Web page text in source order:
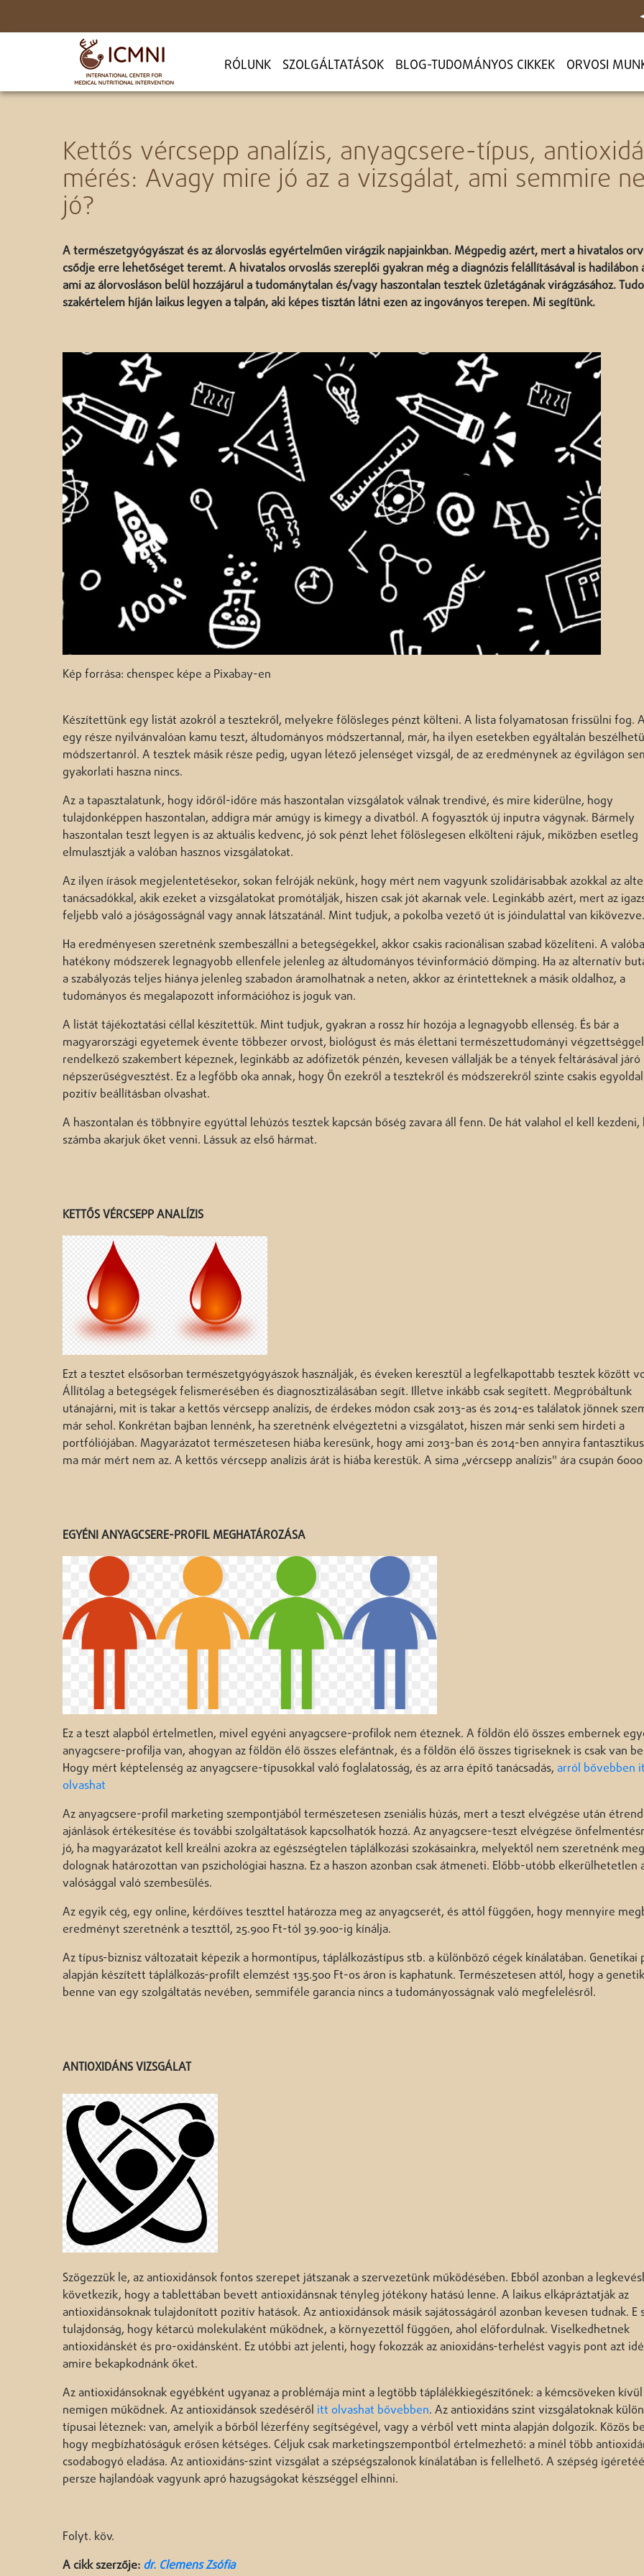
RÓLUNK SZOLGÁLTATÁSOK BLOG-TUDOMÁNYOS CIKKEK ORVOSI
Kettős vércsepp analízis, anyagcsere-típus,
mérés: Avagy mire jó az a vizsgálat, ami semmire
jó?
A természetgyógyászat és az álorvoslás egyértelműen virágzik napjainkban. Mégpedig azért, mert a hivatalos
csődje erre lehetőséget teremt. A hivatalos orvoslás szereplői gyakran még a diagnózis felállításával is hadilábon
ami az álorvosláson belül hozzájárul a tudománytalan és/vagy haszontalan tesztek üzletágának virágzásához.
szakértelem híján laikus legyen a talpán, aki képes tisztán látni ezen az ingoványos terepen. Mi segítünk.
Kép forrása: chenspec képe a Pixabay-en
Készítettünk egy listát azokról a tesztekről, melyekre fölösleges pénzt költeni. A lista folyamatosan frissülni fog.
egy része nyilvánvalóan kamu teszt, áltudományos módszertannal, már, ha ilyen esetekben egyáltalán
módszertanról. A tesztek másik része pedig, ugyan létező jelenséget vizsgál, de az eredménynek az égvilágon
gyakorlati haszna nincs.
Az a tapasztalatunk, hogy időről-időre más haszontalan vizsgálatok válnak trendivé, és mire kiderülne, hogy
tulajdonképpen haszontalan, addigra már amúgy is kimegy a divatból. A fogyasztók új inputra vágynak. Bármely
haszontalan teszt legyen is az aktuális kedvenc, jó sok pénzt lehet fölöslegesen elkölteni rájuk, miközben esetleg
elmulasztják a valóban hasznos vizsgálatokat.
Az ilyen írások megjelentetésekor, sokan felróják nekünk, hogy mért nem vagyunk szolidárisabbak azokkal az
tanácsadókkal, akik ezeket a vizsgálatokat promótálják, hiszen csak jót akarnak vele. Leginkább azért, mert az
feljebb való a jóságosságnál vagy annak látszatánál. Mint tudjuk, a pokolba vezető út is jóindulattal van kikövezve.
Ha eredményesen szeretnénk szembeszállni a betegségekkel, akkor csakis racionálisan szabad közelíteni. A
hatékony módszerek legnagyobb ellenfele jelenleg az áltudományos tévinformáció dömping. Ha az alternatív
a szabályozás teljes hiánya jelenleg szabadon áramolhatnak a neten, akkor az érintetteknek a másik oldalhoz, a
tudományos és megalapozott információhoz is joguk van.
A listát tájékoztatási céllal készítettük. Mint tudjuk, gyakran a rossz hír hozója a legnagyobb ellenség. És bár a
magyarországi egyetemek évente többezer orvost, biológust és más élettani természettudományi végzettséggel
rendelkező szakembert képeznek, leginkább az adófizetők pénzén, kevesen vállalják be a tények feltárásával járó
népszerűségvesztést. Ez a legfőbb oka annak, hogy Ön ezekről a tesztekről és módszerekről szinte csakis
pozitív beállításban olvashat.
A haszontalan és többnyire egyúttal lehúzós tesztek kapcsán bőség zavara áll fenn. De hát valahol el kell kezdeni,
számba akarjuk őket venni. Lássuk az első hármat.
KETTŐS VÉRCSEPP ANALÍZIS
Ezt a tesztet elsősorban természetgyógyászok használják, és éveken keresztül a legfelkapottabb tesztek között
Állítólag a betegségek felismerésében és diagnosztizálásában segít. Illetve inkább csak segített. Megpróbáltunk
utánajárni, mit is takar a kettős vércsepp analízis, de érdekes módon csak 2013-as és 2014-es találatok jönnek
már sehol. Konkrétan bajban lennénk, ha szeretnénk elvégeztetni a vizsgálatot, hiszen már senki sem hirdeti a
portfóliójában. Magyarázatot természetesen hiába keresünk, hogy ami 2013-ban és 2014-ben annyira
ma már mért nem az. A kettős vércsepp analízis árát is hiába kerestük. A sima „vércsepp analízis" ára csupán
EGYÉNI ANYAGCSERE-PROFIL MEGHATÁROZÁSA
Ez a teszt alapból értelmetlen, mivel egyéni anyagcsere-profilok nem éteznek. A földön élő összes embernek
anyagcsere-profilja van, ahogyan az földön élő összes elefántnak, és a földön élő összes tigriseknek is csak van
Hogy mért képtelenség az anyagcsere-típusokkal való foglalatosság, és az arra építő tanácsadás, arról bővebben
olvashat
Az anyagcsere-profil marketing szempontjából természetesen zseniális húzás, mert a teszt elvégzése után étrend
ajánlások értékesítése és további szolgáltatások kapcsolhatók hozzá. Az anyagcsere-teszt elvégzése
jó, ha magyarázatot kell kreálni azokra az egészségtelen táplálkozási szokásainkra, melyektől nem szeretnénk
dolognak határozottan van pszichológiai haszna. Ez a haszon azonban csak átmeneti. Előbb-utóbb elkerülhetetlen
valósággal való szembesülés.
Az egyik cég, egy online, kérdőíves teszttel határozza meg az anyagcserét, és attól függően, hogy mennyire
eredményt szeretnénk a teszttől, 25.900 Ft-tól 39.900-ig kínálja.
Az típus-biznisz változatait képezik a hormontípus, táplálkozástípus stb. a különböző cégek kínálatában. Genetikai
alapján készített táplálkozás-profilt elemzést 135.500 Ft-os áron is kaphatunk. Természetesen attól, hogy a
benne van egy szolgáltatás nevében, semmiféle garancia nincs a tudományosságnak való megfelelésről.
ANTIOXIDÁNS VIZSGÁLAT
Szögezzük le, az antioxidánsok fontos szerepet játszanak a szervezetünk működésében. Ebből azonban a
következik, hogy a tablettában bevett antioxidánsnak tényleg jótékony hatású lenne. A laikus elkápráztatják az
antioxidánsoknak tulajdonított pozitív hatások. Az antioxidánsok másik sajátosságáról azonban kevesen tudnak. E
tulajdonság, hogy kétarcú molekulaként működnek, a környezettől függően, ahol előfordulnak. Viselkedhetnek
antioxidánskét és pro-oxidánsként. Ez utóbbi azt jelenti, hogy fokozzák az anioxidáns-terhelést vagyis pont azt
amire bekapkodnánk őket.
Az antioxidánsoknak egyébként ugyanaz a problémája mint a legtöbb táplálékkiegészítőnek: a kémcsöveken kívül
nemigen működnek. Az antioxidánsok szedéséről itt olvashat bővebben. Az antioxidáns szint vizsgálatoknak
típusai léteznek: van, amelyik a bőrből lézerfény segítségével, vagy a vérből vett minta alapján dolgozik. Közös
hogy megbízhatóságuk erősen kétséges. Céljuk csak marketingszempontból értelmezhető: a minél több
csodabogyó eladása. Az antioxidáns-szint vizsgálat a szépségszalonok kínálatában is fellelhető. A szépség
persze hajlandóak vagyunk apró hazugságokat készséggel elhinni.
Folyt. köv.
A cikk szerzője: dr. Clemens Zsófia